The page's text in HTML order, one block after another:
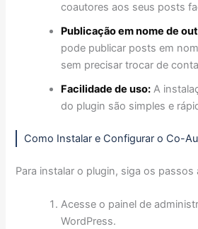
coautores aos seus posts
Publicação em nome de
pode publicar posts em
sem precisar trocar de
Facilidade de uso: A
do plugin são simples e
Como Instalar e Configurar o Co-
Para instalar o plugin, siga os passos
Acesse o painel de
WordPress.